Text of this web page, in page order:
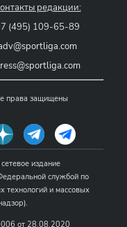
редакции:
(495) 109-65-89
права защищены
издание
службой по
технологий и массовых
от 28.08.2020